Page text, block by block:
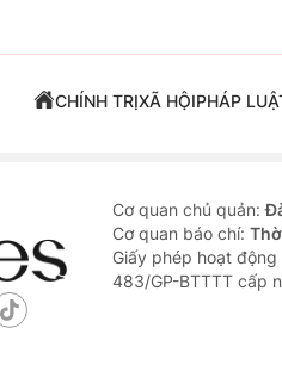
CHÍNH TRỊXÃ HỘIPHÁP
Cơ quan chủ quản:
Cơ quan báo chí:
Giấy phép hoạt
483/GP-BTTTT cấp